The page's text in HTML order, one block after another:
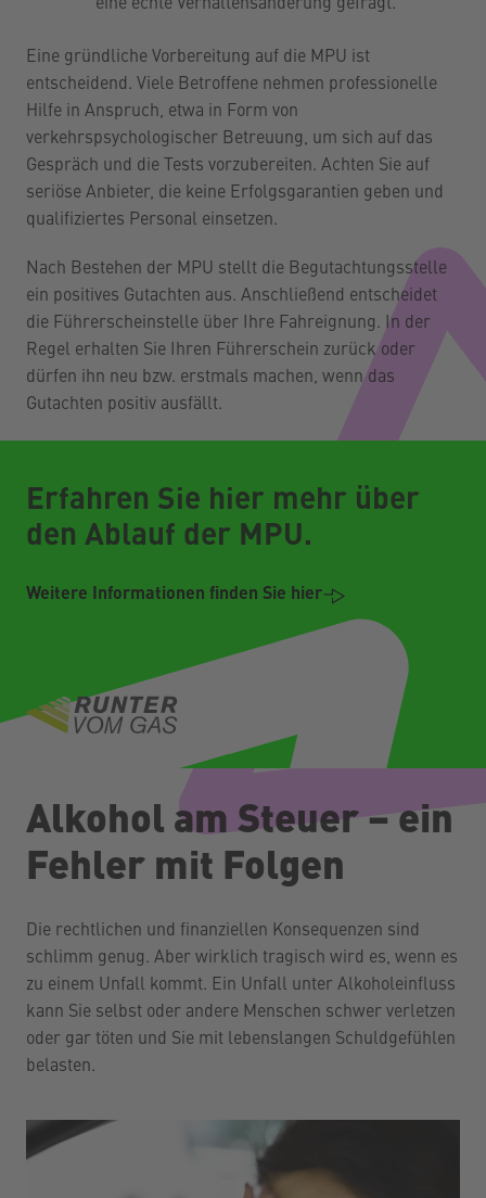
eine echte Verhaltensänderung gefragt.
Eine gründliche Vorbereitung auf die MPU ist
entscheidend. Viele Betroffene nehmen professionelle
Hilfe in Anspruch, etwa in Form von
verkehrspsychologischer Betreuung, um sich auf das
Gespräch und die Tests vorzubereiten. Achten Sie auf
seriöse Anbieter, die keine Erfolgsgarantien geben und
qualifiziertes Personal einsetzen.
Nach Bestehen der MPU stellt die Begutachtungsstelle
ein positives Gutachten aus. Anschließend entscheidet
die Führerscheinstelle über Ihre Fahreignung. In der
Regel erhalten Sie Ihren Führerschein zurück oder
dürfen ihn neu bzw. erstmals machen, wenn das
Gutachten positiv ausfällt.
Erfahren Sie hier mehr über
den Ablauf der MPU.
Weitere Informationen finden Sie hier
Alkohol am Steuer – ein
Fehler mit Folgen
Die rechtlichen und finanziellen Konsequenzen sind
schlimm genug. Aber wirklich tragisch wird es, wenn es
zu einem Unfall kommt. Ein Unfall unter Alkoholeinfluss
kann Sie selbst oder andere Menschen schwer verletzen
oder gar töten und Sie mit lebenslangen Schuldgefühlen
belasten.